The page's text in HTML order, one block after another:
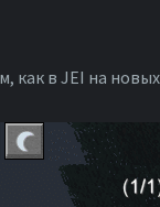
как в JEI на